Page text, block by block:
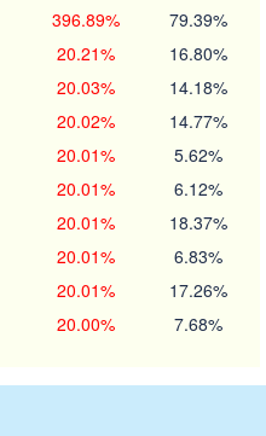
396.89% 79.39%
20.21% 16.80%
20.03% 14.18%
20.02% 14.77%
20.01% 5.62%
20.01% 6.12%
20.01% 18.37%
20.01% 6.83%
20.01% 17.26%
20.00% 7.68%